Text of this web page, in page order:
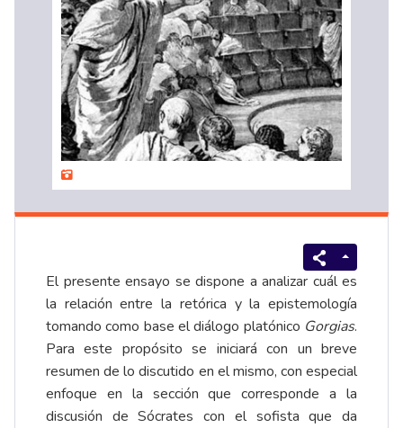
El presente ensayo se dispone a analizar cuál es
la relación entre la retórica y la epistemología
tomando como base el diálogo platónico Gorgias.
Para este propósito se iniciará con un breve
resumen de lo discutido en el mismo, con especial
enfoque en la sección que corresponde a la
discusión de Sócrates con el sofista que da